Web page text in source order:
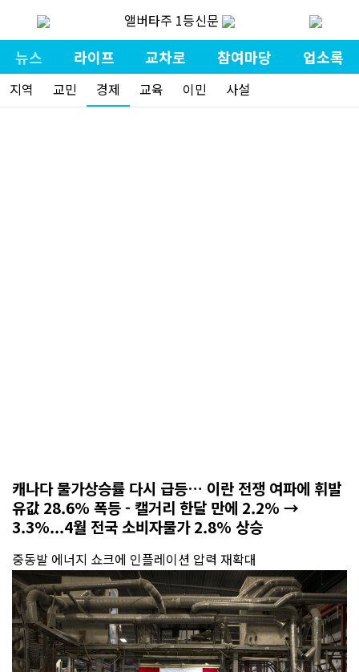
앨버타주 1등신문
뉴스 라이프 교차로 참여마당 업소록
지역 교민 경제 교육 이민 사설
캐나다 물가상승률 다시 급등… 이란 전쟁 여파에 휘발
유값 28.6% 폭등 - 캘거리 한달 만에 2.2% →
3.3%...4월 전국 소비자물가 2.8% 상승
중동발 에너지 쇼크에 인플레이션 압력 재확대